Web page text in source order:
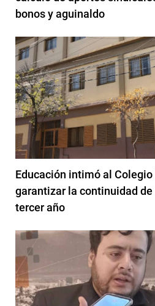
bonos y aguinaldo
Educación intimó al Colegio
garantizar la continuidad
tercer año